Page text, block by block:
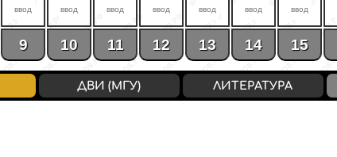
9 10 11 12 13 14 15
ДВИ (МГУ) ЛИТЕРАТУРА